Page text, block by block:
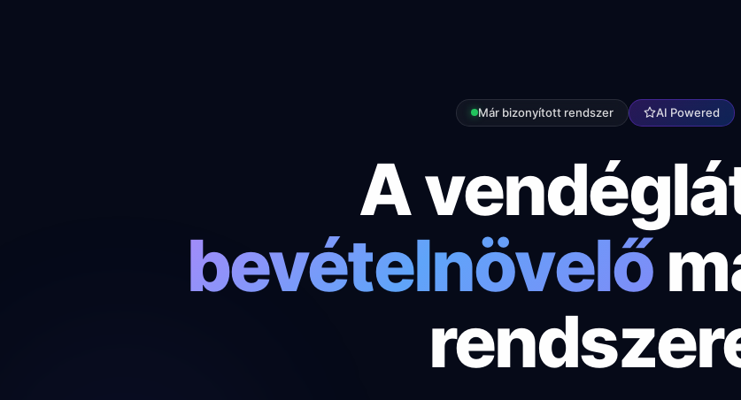
Már bizonyított rendszer AI Powered
A
bevételnövelő